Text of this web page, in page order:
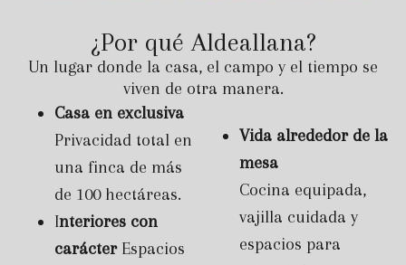
¿Por qué Aldeallana?
Un lugar donde la casa, el campo y el tiempo se
viven de otra manera.
Casa en exclusiva
Privacidad total en
una finca de más
de 100 hectáreas.
Interiores con
carácterEspacios
Vida alrededor de la
mesa
Cocina equipada,
vajilla cuidada y
espacios para